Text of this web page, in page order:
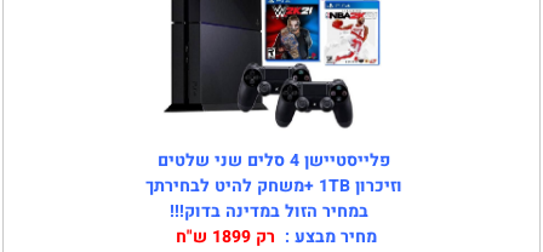
פלייסטיישן 4 סלים שני שלטים
וזיכרון 1TB +משחק להיט לבחירתך
במחיר הזול במדינה בדוק!!!
מחיר מבצע : רק 1899 ש"ח